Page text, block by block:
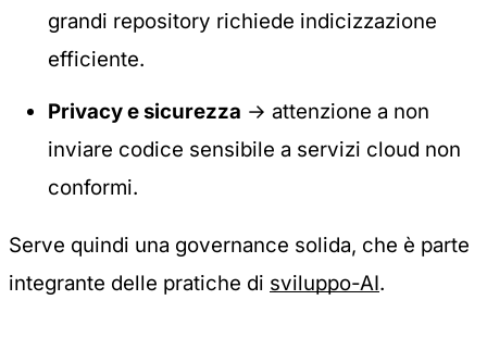
grandi repository richiede indicizzazione
efficiente.
Privacy e sicurezza → attenzione a non
inviare codice sensibile a servizi cloud non
conformi.
Serve quindi una governance solida, che è parte
integrante delle pratiche di sviluppo-AI.